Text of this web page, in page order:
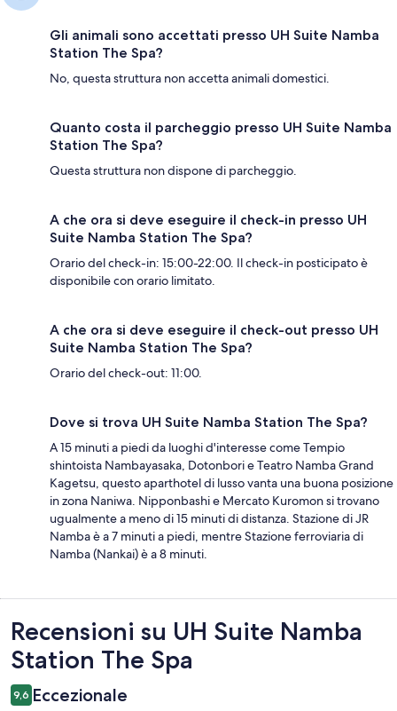
Gli animali sono accettati presso UH Suite Namba
Station The Spa?
No, questa struttura non accetta animali domestici.
Quanto costa il parcheggio presso UH Suite Namba
Station The Spa?
Questa struttura non dispone di parcheggio.
A che ora si deve eseguire il check-in presso UH
Suite Namba Station The Spa?
Orario del check-in: 15:00-22:00. Il check-in posticipato è
disponibile con orario limitato.
A che ora si deve eseguire il check-out presso UH
Suite Namba Station The Spa?
Orario del check-out: 11:00.
Dove si trova UH Suite Namba Station The Spa?
A 15 minuti a piedi da luoghi d'interesse come Tempio
shintoista Nambayasaka, Dotonbori e Teatro Namba Grand
Kagetsu, questo aparthotel di lusso vanta una buona posizione
in zona Naniwa. Nipponbashi e Mercato Kuromon si trovano
ugualmente a meno di 15 minuti di distanza. Stazione di JR
Namba è a 7 minuti a piedi, mentre Stazione ferroviaria di
Namba (Nankai) è a 8 minuti.
Recensioni
Recensioni su UH Suite Namba
Station The Spa
9,6 Eccezionale